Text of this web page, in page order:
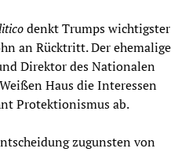
denkt Trumps wichtigster
an Rücktritt. Der ehemalige
Direktor des Nationalen
Haus die Interessen
Protektionismus ab.
zugunsten von